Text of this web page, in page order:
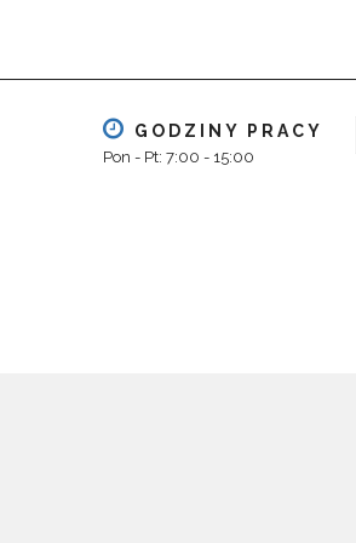
GODZINY PRACY
Pon - Pt: 7:00 - 15:00